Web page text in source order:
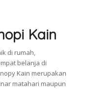
Kain
di rumah,
belanja di
Kain merupakan
matahari maupun